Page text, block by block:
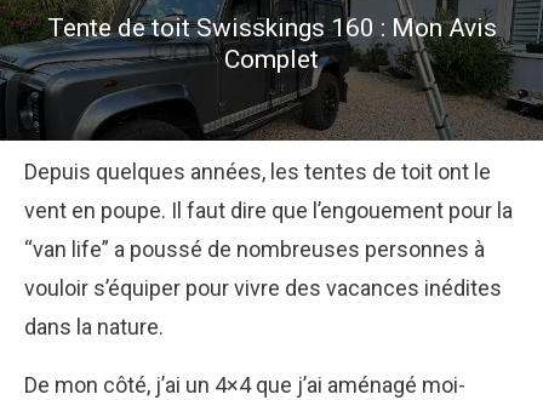
Tente de toit Swisskings 160 : Mon Avis
Complet
Depuis quelques années, les tentes de toit ont le
vent en poupe. Il faut dire que l’engouement pour la
“van life” a poussé de nombreuses personnes à
vouloir s’équiper pour vivre des vacances inédites
dans la nature.
De mon côté, j’ai un 4×4 que j’ai aménagé moi-